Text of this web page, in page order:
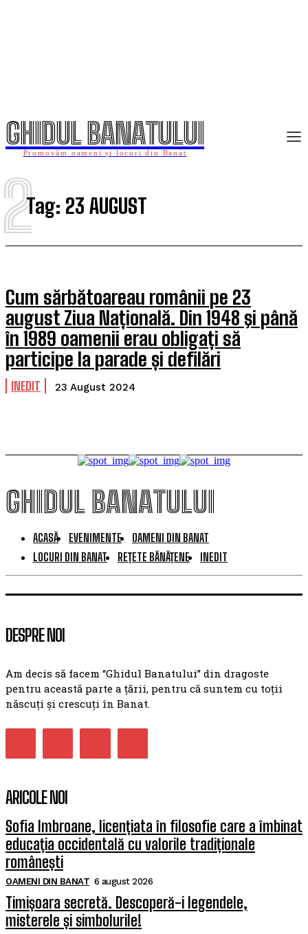
GHIDUL BANATULUI
Promovăm oameni și locuri din Banat
Tag: 23 AUGUST
2
Cum sărbătoareau românii pe 23
august Ziua Națională. Din 1948 şi până
în 1989 oamenii erau obligați să
participe la parade și defilări
INEDIT 23 August 2024
GHIDUL BANATULUI
ACASĂ EVENIMENTE
OAMENI DIN BANAT
LOCURI DIN BANAT
REȚETE BĂNĂȚENE INEDIT
DESPRE NOI
Am decis să facem “Ghidul Banatului” din dragoste
pentru această parte a țării, pentru că suntem cu toții
născuți și crescuți în Banat.
ARICOLE NOI
Sofia Imbroane, licențiata în filosofie care a îmbinat
educația occidentală cu valorile tradiționale
românești
OAMENI DIN BANAT 6 august 2026
Timișoara secretă. Descoperă-i legendele,
misterele și simbolurile!